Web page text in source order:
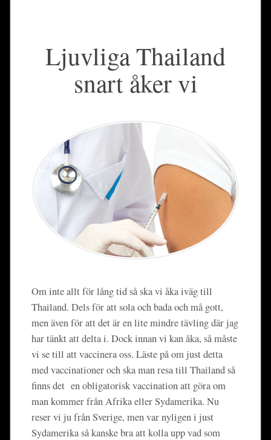
Ljuvliga Thailand
snart åker vi
Om inte allt för lång tid så ska vi åka iväg till
Thailand. Dels för att sola och bada och må gott,
men även för att det är en lite mindre tävling där jag
har tänkt att delta i. Dock innan vi kan åka, så måste
vi se till att vaccinera oss. Läste på om just detta
med vaccinationer och ska man resa till Thailand så
finns det en obligatorisk vaccination att göra om
man kommer från Afrika eller Sydamerika. Nu
reser vi ju från Sverige, men var nyligen i just
Sydamerika så kanske bra att kolla upp vad som